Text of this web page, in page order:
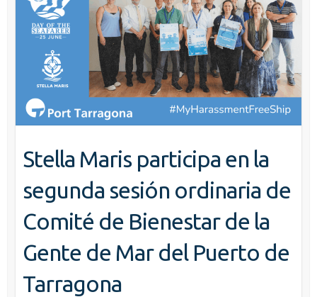
Stella Maris participa en la
segunda sesión ordinaria de
Comité de Bienestar de la
Gente de Mar del Puerto de
Tarragona